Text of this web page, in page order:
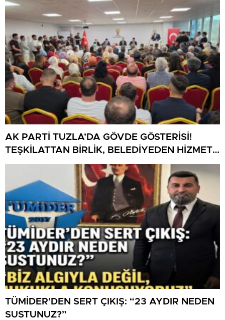
AK PARTİ TUZLA’DA GÖVDE GÖSTERİSİ!
TEŞKİLATTAN BİRLİK, BELEDİYEDEN HİZMET
MESAJI
TÜMİDER’DEN SERT ÇIKIŞ: “23 AYDIR NEDEN
SUSTUNUZ?”